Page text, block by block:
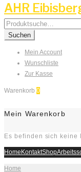
AHR
Search
for:
Suchen
Mein Account
Wunschliste
Zur Kasse
Warenkorb 0
Mein Warenkorb
Es befinden sich keine
HomeKontaktShop
Home